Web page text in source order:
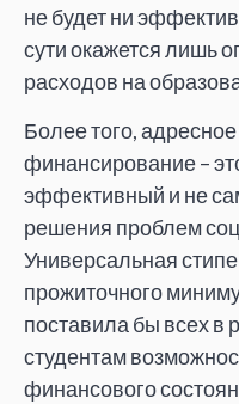
не будет ни
сути окажется лишь
расходов на
Более того,
финансирование –
эффективный и не
решения проблем
Универсальная
прожиточного
поставила бы всех в
студентам
финансового